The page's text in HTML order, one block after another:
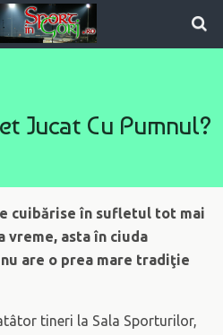
Jucat Cu Pumnul?
cuibărise în sufletul tot mai
asta în ciuda
are o prea mare tradiţie
tineri la Sala Sporturilor,